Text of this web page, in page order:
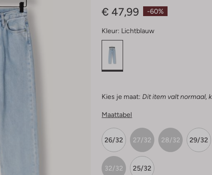
-60%
€ 47,99
Kleur: Lichtblauw
Kies je maat: Dit item valt normaal,
Maattabel
26/32 27/32 28/32 29/32
32/32 25/32